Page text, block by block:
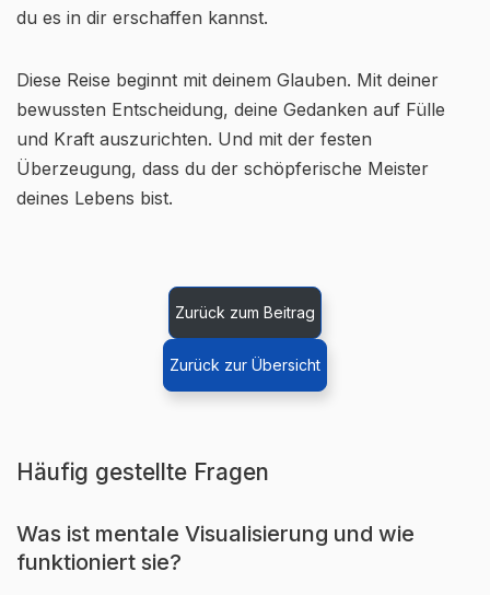
du es in dir erschaffen kannst.
Diese Reise beginnt mit deinem Glauben. Mit deiner
bewussten Entscheidung, deine Gedanken auf Fülle
und Kraft auszurichten. Und mit der festen
Überzeugung, dass du der schöpferische Meister
deines Lebens bist.
Zurück zum Beitrag
Zurück zur Übersicht
Häufig gestellte Fragen
Was ist mentale Visualisierung und wie
funktioniert sie?